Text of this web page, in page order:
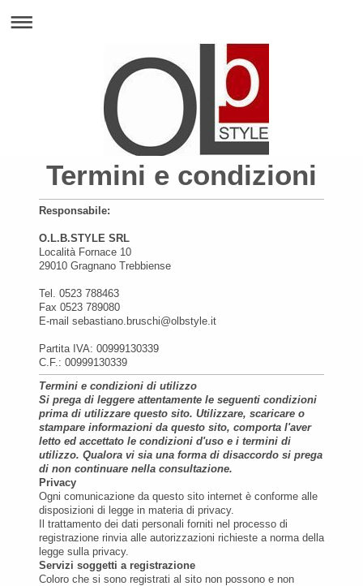
Termini e condizioni
Responsabile:
O.L.B.STYLE SRL
Località Fornace 10
29010 Gragnano Trebbiense
Tel. 0523 788463
Fax 0523 789080
E-mail sebastiano.bruschi@olbstyle.it
Partita IVA: 00999130339
C.F.: 00999130339
Termini e condizioni di utilizzo
Si prega di leggere attentamente le seguenti condizioni
prima di utilizzare questo sito. Utilizzare, scaricare o
stampare informazioni da questo sito, comporta l'aver
letto ed accettato le condizioni d'uso e i termini di
utilizzo. Qualora vi sia una forma di disaccordo si prega
di non continuare nella consultazione.
Privacy
Ogni comunicazione da questo sito internet è conforme alle
disposizioni di legge in materia di privacy.
Il trattamento dei dati personali forniti nel processo di
registrazione rinvia alle autorizzazioni richieste a norma della
legge sulla privacy.
Servizi soggetti a registrazione
Coloro che si sono registrati al sito non possono e non